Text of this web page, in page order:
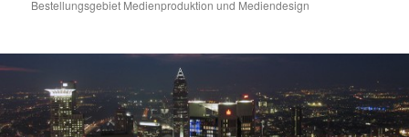
Bestellungsgebiet Medienproduktion und Mediendesign